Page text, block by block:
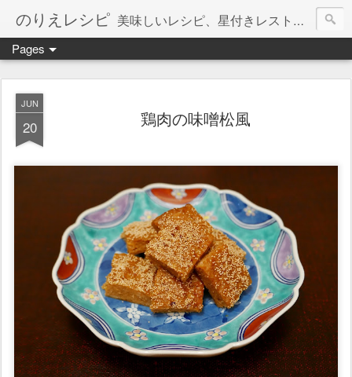
のりえレシピ 美味しいレシピ、星付きレストラン、絶品お取り寄せを紹介しています。
Pages
JUN
20 鶏肉の味噌松風